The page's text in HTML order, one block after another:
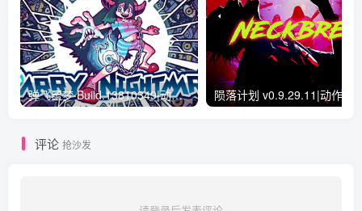
弹飞噩梦 Build.13810349|动作冒险|容量847MB|免安装绿色中文版
评论 抢沙发